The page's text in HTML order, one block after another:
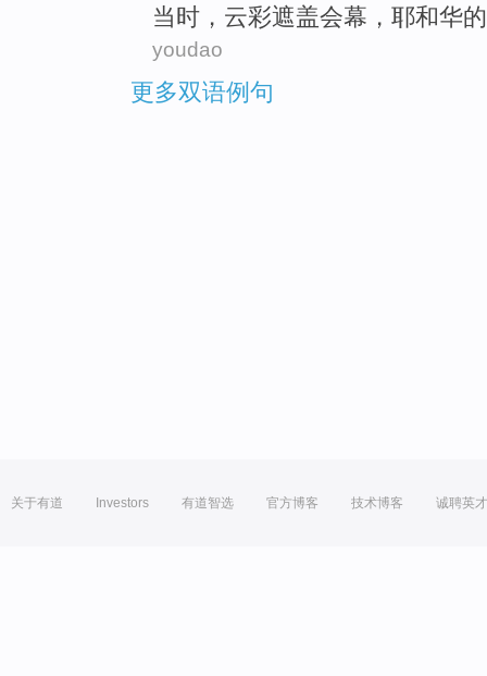
当时 ， 云彩遮盖会幕 ， 耶和华的
youdao
更多双语例句
关于有道 Investors 有道智选 官方博客 技术博客 诚聘英才